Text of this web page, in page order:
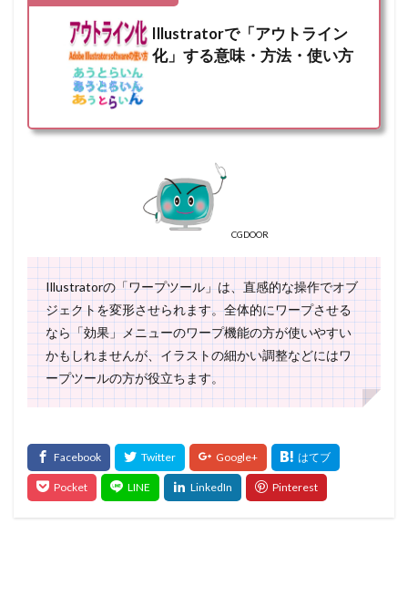
Illustratorで「アウトライン
化」する意味・方法・使い方
CGDOOR
Illustratorの「ワープツール」は、直感的な操作でオブ
ジェクトを変形させられます。全体的にワープさせる
なら「効果」メニューのワープ機能の方が使いやすい
かもしれませんが、イラストの細かい調整などにはワ
ープツールの方が役立ちます。